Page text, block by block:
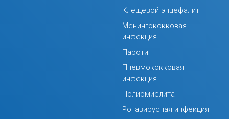
Клещевой энцефалит
Менингококковая
инфекция
Паротит
Пневмококковая
инфекция
Полиомиелита
Ротавирусная инфекция